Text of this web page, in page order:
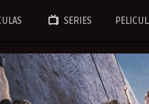
SERIES